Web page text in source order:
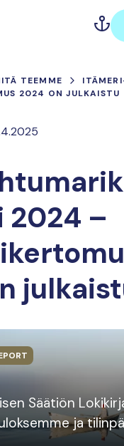
TEEMME
2024 ON JULKAISTU
2024 –
Säätiön
ja